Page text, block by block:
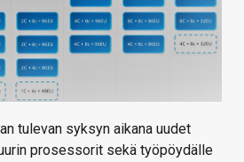
tulevan syksyn aikana uudet
prosessorit sekä työpöydälle